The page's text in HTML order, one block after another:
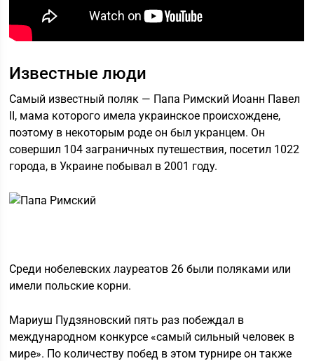
Известные люди
Самый известный поляк — Папа Римский Иоанн Павел
ІІ, мама которого имела украинское происхождене,
поэтому в некоторым роде он был укранцем. Он
совершил 104 заграничных путешествия, посетил 1022
города, в Украине побывал в 2001 году.
Среди нобелевских лауреатов 26 были поляками или
имели польские корни.
Мариуш Пудзяновский пять раз побеждал в
международном конкурсе «самый сильный человек в
мире». По количеству побед в этом турнире он также